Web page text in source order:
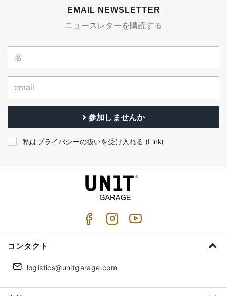
EMAIL NEWSLETTER
ニュースレターを購読する
参加しませんか
私はプライバシーの扱いを受け入れる (Link)
コンタクト
logistics@unitgarage.com